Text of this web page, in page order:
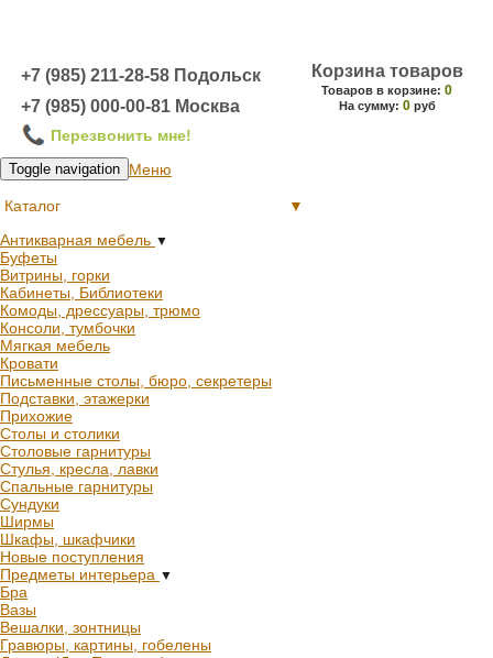
+7 (985) 211-28-58 Подольск
+7 (985) 000-00-81 Москва
Перезвонить мне!
Корзина товаров
Товаров в корзине:0
На сумму: 0руб
Toggle navigation Меню
Каталог
▼
Антикварная мебель ▼
Буфеты
Витрины, горки
Кабинеты, Библиотеки
Комоды, дрессуары, трюмо
Консоли, тумбочки
Мягкая мебель
Кровати
Письменные столы, бюро, секретеры
Подставки, этажерки
Прихожие
Столы и столики
Столовые гарнитуры
Стулья, кресла, лавки
Спальные гарнитуры
Сундуки
Ширмы
Шкафы, шкафчики
Новые поступления
Предметы интерьера ▼
Бра
Вазы
Вешалки, зонтницы
Гравюры, картины, гобелены